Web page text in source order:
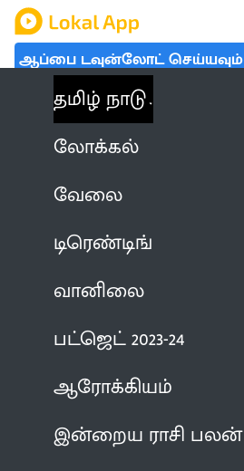
ஆப்பை டவுன்லோட் செய்யவும்
தமிழ் நாடு
லோக்கல்
வேலை
டிரெண்டிங்
வானிலை
பட்ஜெட் 2023-24
ஆரோக்கியம்
இன்றைய ராசி பலன்